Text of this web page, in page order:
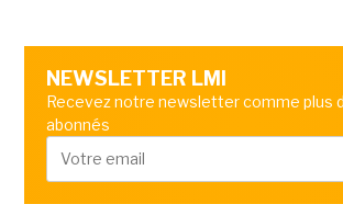
NEWSLETTER LMI
Recevez notre newsletter comme plus
abonnés